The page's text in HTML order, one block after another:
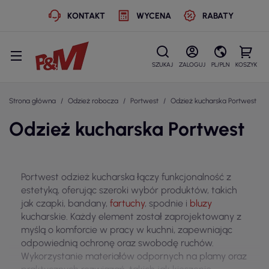
KONTAKT WYCENA RABATY
SZUKAJ ZALOGUJ PL/PLN KOSZYK
Strona główna Odzież robocza Portwest Odzież kucharska Portwest
Odzież kucharska Portwest
Portwest odzież kucharska łączy funkcjonalność z
estetyką, oferując szeroki wybór produktów, takich
jak czapki, bandany, fartuchy, spodnie i bluzy
kucharskie. Każdy element został zaprojektowany z
myślą o komforcie w pracy w kuchni, zapewniając
odpowiednią ochronę oraz swobodę ruchów.
Wykorzystanie materiałów odpornych na plamy oraz